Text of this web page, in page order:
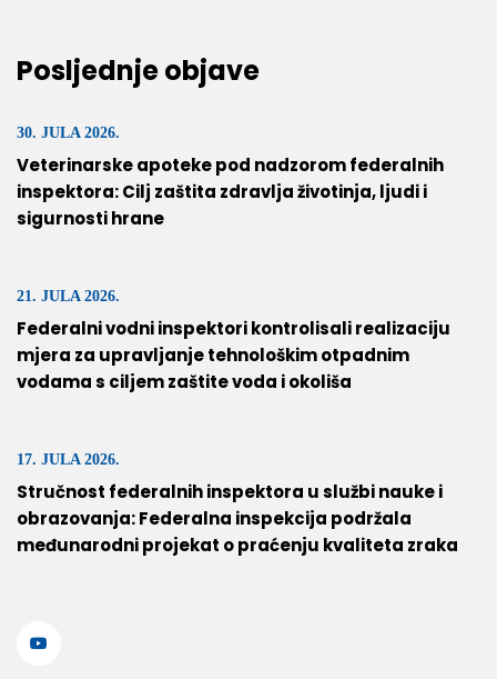
Posljednje objave
30. JULA 2026.
Veterinarske apoteke pod nadzorom federalnih
inspektora: Cilj zaštita zdravlja životinja, ljudi i
sigurnosti hrane
21. JULA 2026.
Federalni vodni inspektori kontrolisali realizaciju
mjera za upravljanje tehnološkim otpadnim
vodama s ciljem zaštite voda i okoliša
17. JULA 2026.
Stručnost federalnih inspektora u službi nauke i
obrazovanja: Federalna inspekcija podržala
međunarodni projekat o praćenju kvaliteta zraka